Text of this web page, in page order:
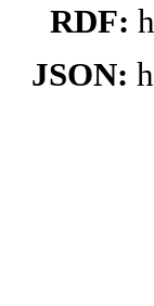
RDF:
JSON: